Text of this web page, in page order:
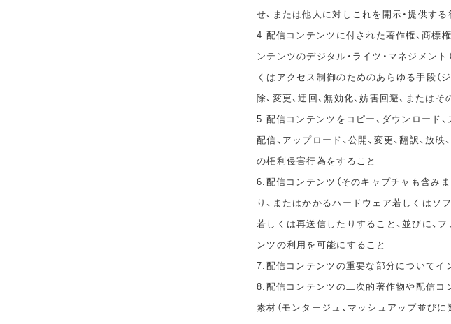
せ、または他人に対しこれを開示・提供する
4.配信コンテンツに付された著作権、商標
ンテンツのデジタル・ライツ・マネジメント
くはアクセス制御のためのあらゆる手段（
除、変更、迂回、無効化、妨害回避、または
5.配信コンテンツをコピー、ダウンロード、
配信、アップロード、公開、変更、翻訳、放
の権利侵害行為をすること
6.配信コンテンツ（そのキャプチャも含み
り、またはかかるハードウェア若しくは
若しくは再送信したりすること、並びに、
ンツの利用を可能にすること
7.配信コンテンツの重要な部分についてイ
8.配信コンテンツの二次的著作物や配信コ
素材（モンタージュ、マッシュアップ並び